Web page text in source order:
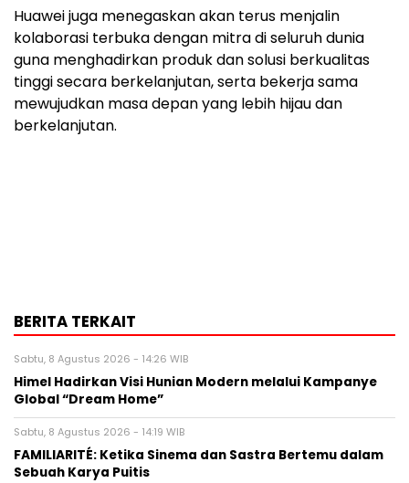
Huawei juga menegaskan akan terus menjalin
kolaborasi terbuka dengan mitra di seluruh dunia
guna menghadirkan produk dan solusi berkualitas
tinggi secara berkelanjutan, serta bekerja sama
mewujudkan masa depan yang lebih hijau dan
berkelanjutan.
BERITA TERKAIT
Sabtu, 8 Agustus 2026 - 14:26 WIB
Himel Hadirkan Visi Hunian Modern melalui Kampanye
Global “Dream Home”
Sabtu, 8 Agustus 2026 - 14:19 WIB
FAMILIARITÉ: Ketika Sinema dan Sastra Bertemu dalam
Sebuah Karya Puitis